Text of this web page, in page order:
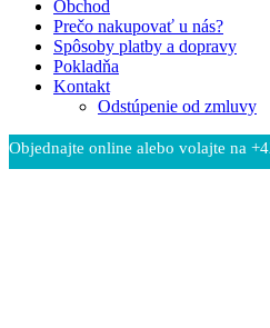
Obchod
Prečo nakupovať u nás?
Spôsoby platby a dopravy
Pokladňa
Kontakt
Odstúpenie od zmluvy
Objednajte online alebo volajte na